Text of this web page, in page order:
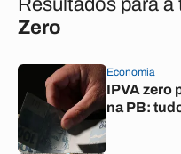
Resultados para a
Zero
Economia
IPVA zero
na PB: